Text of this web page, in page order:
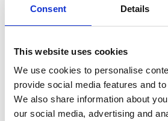
Consent Details
This website uses cookies
We use cookies to personalise
provide social media features and
We also share information about
our social media, advertising and
la fin de l’année 2024, elle a
Life Couriers.
chauffeurs et les mêmes
continuent d’exercer leurs
l’égide de Life Couriers,